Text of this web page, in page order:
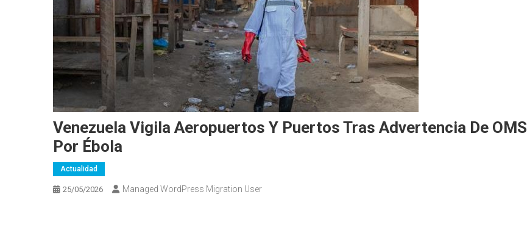
Venezuela Vigila Aeropuertos Y Puertos Tras Advertencia De OMS
Por Ébola
Actualidad
25/05/2026 Managed WordPress Migration User